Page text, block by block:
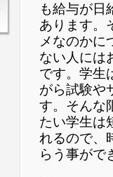
も給与が日
あります。
メなのかに
ない人には
です。学生
がら試験や
す。そんな
たい学生は
れるので、
らう事がで